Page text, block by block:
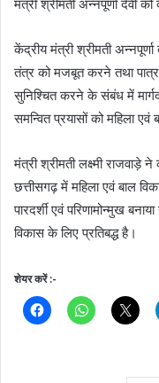
केंद्रीय मंत्री श्रीमती
तंत्र को मजबूत करने तथा
सुनिश्चित करने के संबंध में
समन्वित प्रयासों को महिला
मंत्री श्रीमती लक्ष्मी
छत्तीसगढ़ में महिला एवं बाल
पारदर्शी एवं परिणामोन्मुख
विकास के लिए प्रतिबद्ध है।
शेयर करें :-